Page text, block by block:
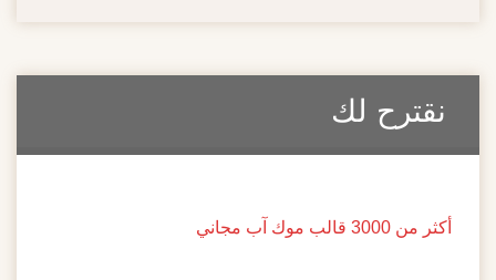
نقترح لك
أكثر من 3000 قالب موك آب مجاني